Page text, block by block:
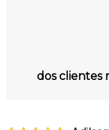
dos clientes